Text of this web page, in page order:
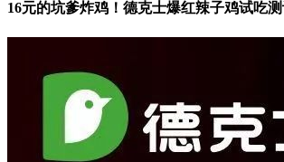
16元的坑爹炸鸡！德克士爆红辣子鸡试吃测